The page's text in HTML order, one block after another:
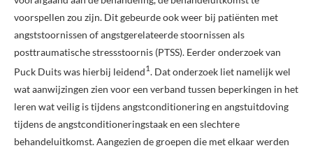
voorspellen zou zijn. Dit gebeurde ook weer bij patiënten met
angststoornissen of angstgerelateerde stoornissen als
posttraumatische stressstoornis (PTSS). Eerder onderzoek van
Puck Duits was hierbij leidend1. Dat onderzoek liet namelijk wel
wat aanwijzingen zien voor een verband tussen beperkingen in het
leren wat veilig is tijdens angstconditionering en angstuitdoving
tijdens de angstconditioneringstaak en een slechtere
behandeluitkomst. Aangezien de groepen die met elkaar werden